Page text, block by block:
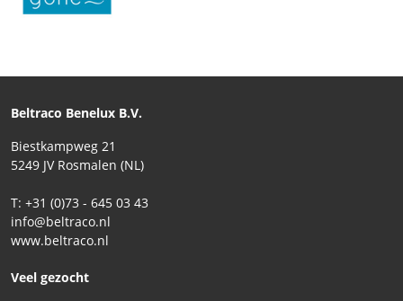
Beltraco Benelux B.V.
Biestkampweg 21
5249 JV Rosmalen (NL)
T: +31 (0)73 - 645 03 43
info@beltraco.nl
www.beltraco.nl
Veel gezocht